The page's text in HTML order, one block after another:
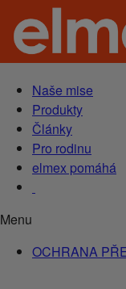
Naše mise
Produkty
Články
Pro rodinu
elmex pomáhá
Menu
OCHRANA